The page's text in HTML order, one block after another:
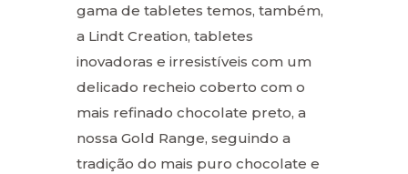
gama de tabletes temos, também,
a Lindt Creation, tabletes
inovadoras e irresistíveis com um
delicado recheio coberto com o
mais refinado chocolate preto, a
nossa Gold Range, seguindo a
tradição do mais puro chocolate e